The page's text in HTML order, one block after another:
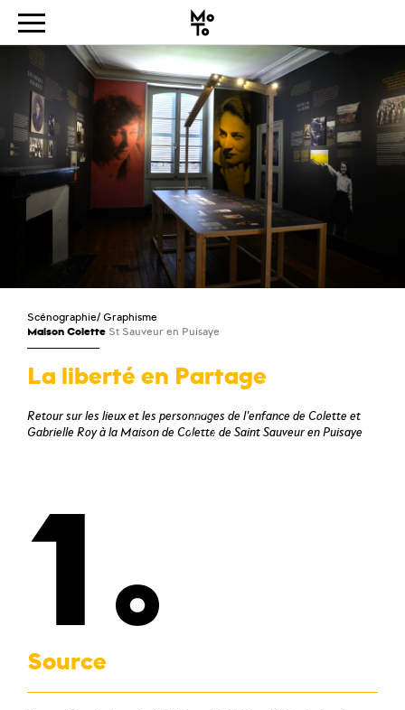
Scénographie/ Graphisme
Maison Colette St Sauveur en Puisaye
La liberté en Partage
Retour sur les lieux et les personnages de l'enfance de Colette et
Gabrielle Roy à la Maison de Colette de Saint Sauveur en Puisaye
1
Source